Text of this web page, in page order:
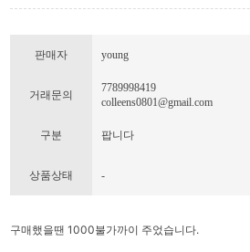
판매자 young
거래문의
7789998419
colleens0801@gmail.com
구분 팝니다
상품상태 -
구매했을땐 1000불가까이 주었습니다.